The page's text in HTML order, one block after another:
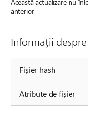
Această actualizare nu
anterior.
Informații
Fișier hash
Atribute de fișier